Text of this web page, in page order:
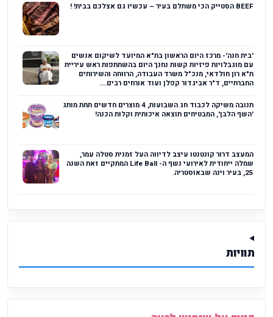
BEEF הסטייק הכי משתלם בעיר – עכשיו גם אצלכם בבית! !
'בית חנה'- מרכז היום הראשון בת"א המיועד לשיקום אנשים
עם מוגבלויות פיזיות קשות נחנך היום בהשתתפות ראש עיריית
ת"א רון חולדאי, מנכ"ל משרד העבודה, הרווחה והשירותים
החברתיים, ד"ר אביגדור קפלן ועוד אורחים רבים....
תנובה משיקה לכבוד חג השבועות, 4 מוצרים חדשים תחת מותג
'השף הלבן', המבטיחים תוצאה איכותית וקלות הכנה!
המעצב דרור קונטנטו עיצב לדיווה העל זמנית סטלה עמר,
שמלה ייחודית לאירועי נשף ה- Life Ball המתקיים זאת השנה
25, בעיר וינה שבאוסטריה.
תוויות